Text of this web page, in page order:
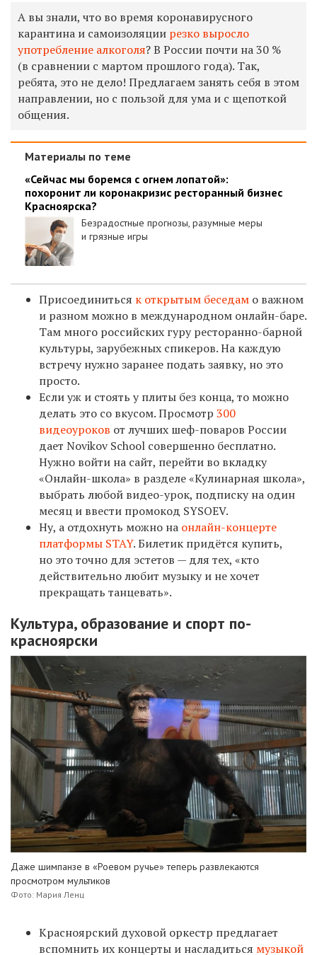
А вы знали, что во время коронавирусного
карантина и самоизоляции резко выросло
употребление алкоголя? В России почти на 30 %
(в сравнении с мартом прошлого года). Так,
ребята, это не дело! Предлагаем занять себя в этом
направлении, но с пользой для ума и с щепоткой
общения.
Материалы по теме
«Сейчас мы боремся с огнем лопатой»:
похоронит ли коронакризис ресторанный бизнес
Красноярска?
Безрадостные прогнозы, разумные меры
и грязные игры
Присоединиться к открытым беседам о важном
и разном можно в международном онлайн-баре.
Там много российских гуру ресторанно-барной
культуры, зарубежных спикеров. На каждую
встречу нужно заранее подать заявку, но это
просто.
Если уж и стоять у плиты без конца, то можно
делать это со вкусом. Просмотр 300
видеоуроков от лучших шеф-поваров России
дает Novikov School совершенно бесплатно.
Нужно войти на сайт, перейти во вкладку
«Онлайн-школа» в разделе «Кулинарная школа»,
выбрать любой видео-урок, подписку на один
месяц и ввести промокод SYSOEV.
Ну, а отдохнуть можно на онлайн-концерте
платформы STAY. Билетик придётся купить,
но это точно для эстетов — для тех, «кто
действительно любит музыку и не хочет
прекращать танцевать».
Культура, образование и спорт по-
красноярски
Даже шимпанзе в «Роевом ручье» теперь развлекаются
просмотром мультиков
Фото: Мария Ленц
Красноярский духовой оркестр предлагает
вспомнить их концерты и насладиться музыкой